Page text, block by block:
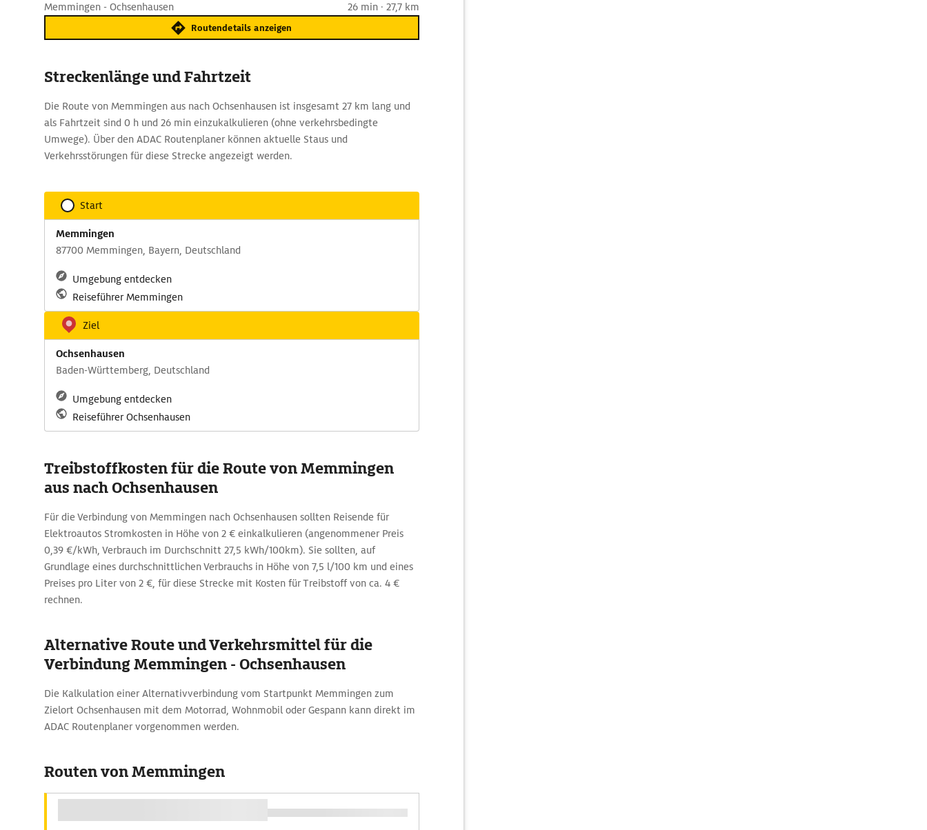
Memmingen - Ochsenhausen 26 min · 27,7 km
Routendetails anzeigen
Streckenlänge und Fahrtzeit
Die Route von Memmingen aus nach Ochsenhausen ist insgesamt 27 km lang und
als Fahrtzeit sind 0 h und 26 min einzukalkulieren (ohne verkehrsbedingte
Umwege). Über den ADAC Routenplaner können aktuelle Staus und
Verkehrsstörungen für diese Strecke angezeigt werden.
Start
Memmingen
87700 Memmingen, Bayern, Deutschland
Umgebung entdecken
Reiseführer Memmingen
Ziel
Ochsenhausen
Baden-Württemberg, Deutschland
Umgebung entdecken
Reiseführer Ochsenhausen
Treibstoffkosten für die Route von Memmingen
aus nach Ochsenhausen
Für die Verbindung von Memmingen nach Ochsenhausen sollten Reisende für
Elektroautos Stromkosten in Höhe von 2 € einkalkulieren (angenommener Preis
0,39 €/kWh, Verbrauch im Durchschnitt 27,5 kWh/100km). Sie sollten, auf
Grundlage eines durchschnittlichen Verbrauchs in Höhe von 7,5 l/100 km und eines
Preises pro Liter von 2 €, für diese Strecke mit Kosten für Treibstoff von ca. 4 €
rechnen.
Alternative Route und Verkehrsmittel für die
Verbindung Memmingen - Ochsenhausen
Die Kalkulation einer Alternativverbindung vom Startpunkt Memmingen zum
Zielort Ochsenhausen mit dem Motorrad, Wohnmobil oder Gespann kann direkt im
ADAC Routenplaner vorgenommen werden.
Routen von Memmingen